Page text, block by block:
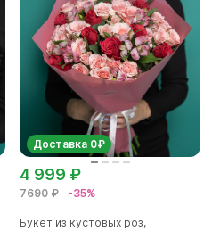
Доставка 0₽
7690 ₽ -35%
4 999 ₽
Букет из кустовых роз,